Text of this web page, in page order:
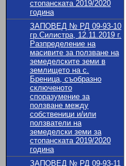
стопанската 2019/2020
година
ЗАПОВЕД № РД 09-93-10
гр.Силистра, 12.11.2019 г.
Разпределение на
масивите за ползване на
земеделските земи в
землището на с.
Бреница, съобразно
сключеното
споразумение за
ползване между
собственици и/или
ползватели на
земеделски земи за
стопанската 2019/2020
година
ЗАПОВЕД № РД 09-93-11